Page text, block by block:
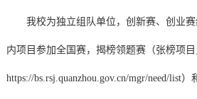
我校为独立组队单位，创新赛、创业
内项目参加全国赛，揭榜领题赛（张榜项
https://bs.rsj.quanzhou.gov.cn/mgr/need/list